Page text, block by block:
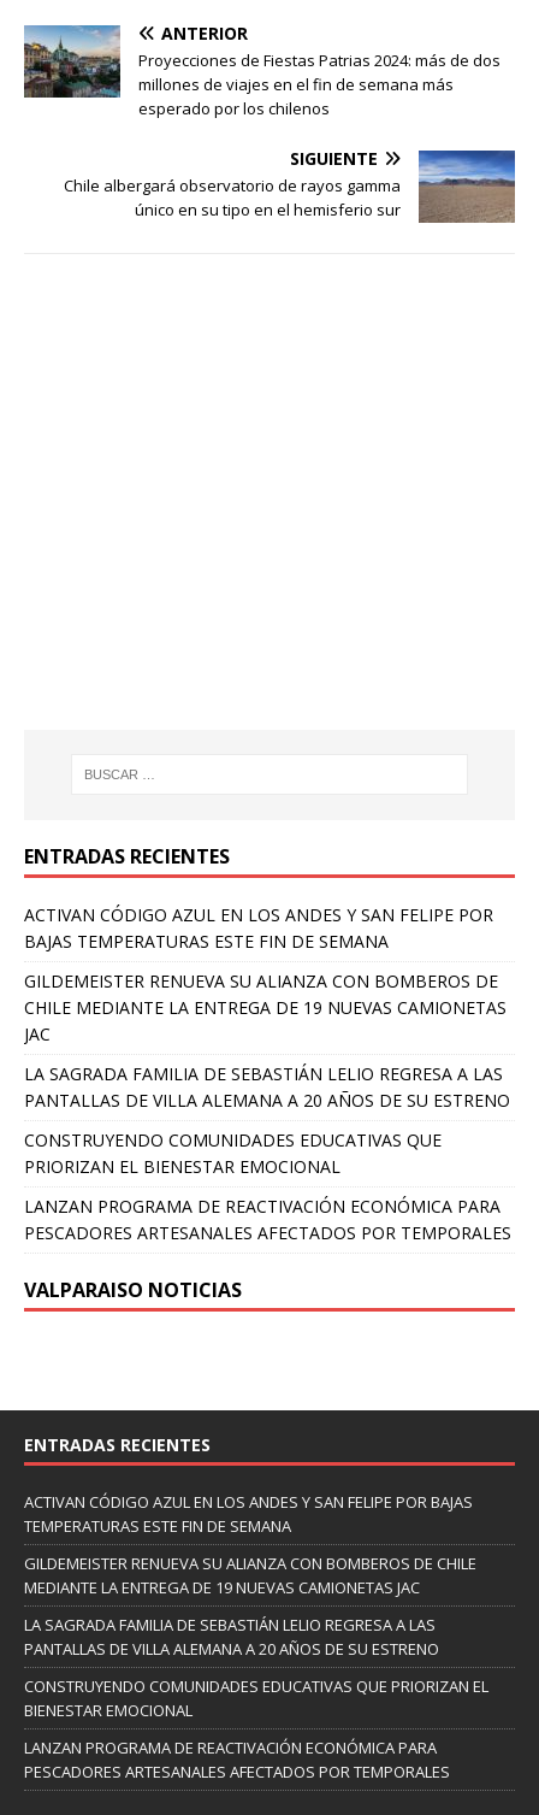
ANTERIOR
Proyecciones de Fiestas Patrias 2024: más de dos
millones de viajes en el fin de semana más
esperado por los chilenos
SIGUIENTE
Chile albergará observatorio de rayos gamma
único en su tipo en el hemisferio sur
ENTRADAS RECIENTES
ACTIVAN CÓDIGO AZUL EN LOS ANDES Y SAN FELIPE POR
BAJAS TEMPERATURAS ESTE FIN DE SEMANA
GILDEMEISTER RENUEVA SU ALIANZA CON BOMBEROS DE
CHILE MEDIANTE LA ENTREGA DE 19 NUEVAS CAMIONETAS
JAC
LA SAGRADA FAMILIA DE SEBASTIÁN LELIO REGRESA A LAS
PANTALLAS DE VILLA ALEMANA A 20 AÑOS DE SU ESTRENO
CONSTRUYENDO COMUNIDADES EDUCATIVAS QUE
PRIORIZAN EL BIENESTAR EMOCIONAL
LANZAN PROGRAMA DE REACTIVACIÓN ECONÓMICA PARA
PESCADORES ARTESANALES AFECTADOS POR TEMPORALES
VALPARAISO NOTICIAS
ENTRADAS RECIENTES
ACTIVAN CÓDIGO AZUL EN LOS ANDES Y SAN FELIPE POR BAJAS
TEMPERATURAS ESTE FIN DE SEMANA
GILDEMEISTER RENUEVA SU ALIANZA CON BOMBEROS DE CHILE
MEDIANTE LA ENTREGA DE 19 NUEVAS CAMIONETAS JAC
LA SAGRADA FAMILIA DE SEBASTIÁN LELIO REGRESA A LAS
PANTALLAS DE VILLA ALEMANA A 20 AÑOS DE SU ESTRENO
CONSTRUYENDO COMUNIDADES EDUCATIVAS QUE PRIORIZAN EL
BIENESTAR EMOCIONAL
LANZAN PROGRAMA DE REACTIVACIÓN ECONÓMICA PARA
PESCADORES ARTESANALES AFECTADOS POR TEMPORALES